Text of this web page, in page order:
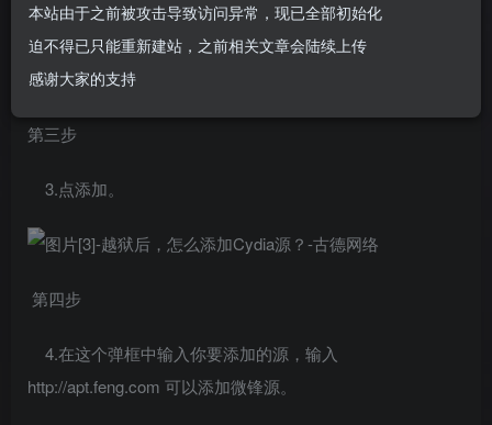
2.进入点击先下方软件源，然后再右上角编辑。
第三步
3.点添加。
第四步
4.在这个弹框中输入你要添加的源，输入
http://apt.feng.com 可以添加微锋源。
本站由于之前被攻击导致访问异常，现已全部初始化
迫不得已只能重新建站，之前相关文章会陆续上传
感谢大家的支持